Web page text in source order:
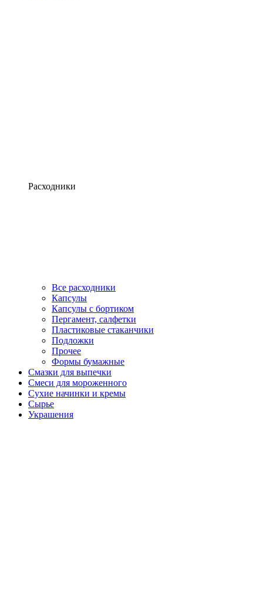
Расходники
Все расходники
Капсулы
Капсулы с бортиком
Пергамент, салфетки
Пластиковые стаканчики
Подложки
Прочее
Формы бумажные
Смазки для выпечки
Смеси для мороженного
Сухие начинки и кремы
Сырье
Украшения